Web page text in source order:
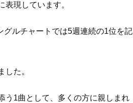
現しています。
ルチャートでは5週連続の1位を記
た。
う1曲として、多くの方に親しまれ